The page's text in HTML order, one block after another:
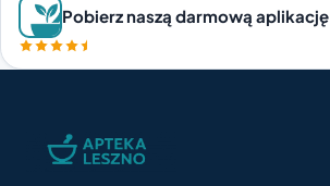
Pobierz naszą darmową aplikację